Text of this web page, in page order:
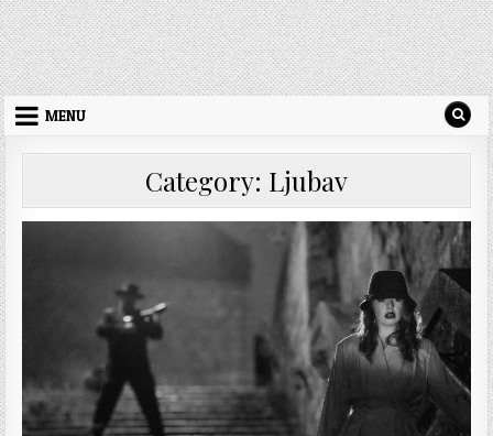
MENU
Category: Ljubav